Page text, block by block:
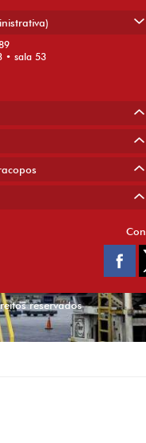
• sala 53
reservados